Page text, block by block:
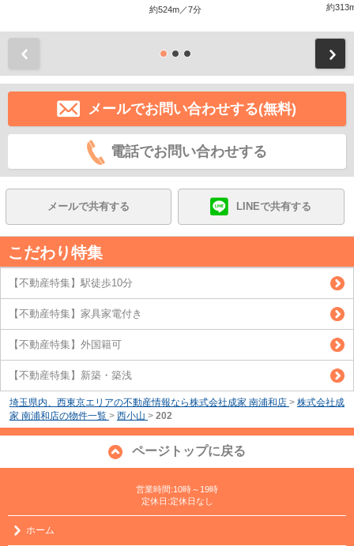
約524m／7分
約
メールでお問い合わせする(無料)
電話でお問い合わせする
メールで共有する LINEで共有する
こだわり特集
【不動産特集】駅徒歩10分
【不動産特集】家具家電付き
【不動産特集】外国籍可
【不動産特集】新築・築浅
埼玉県内、西東京エリアの不動産情報なら株式会社成家 南浦和店 > 株式会社成
家 南浦和店の物件一覧 > 西小山 > 202
ページトップに戻る
営業時間:10時～19時
定休日:定休日なし
ホーム